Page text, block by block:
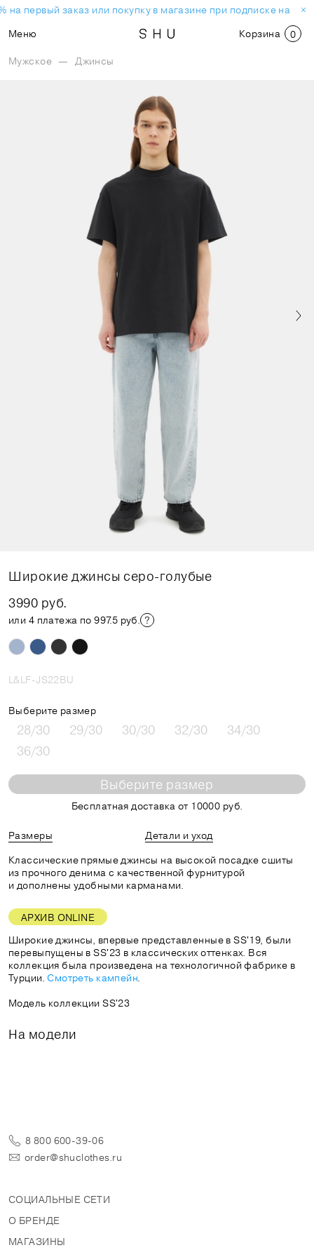
на первый заказ или покупку в магазине при подписке на
Меню
Корзина 0
Мужское — Джинсы
Широкие джинсы серо-голубые
3990 руб.
или 4 платежа по 997.5 руб.
L&LF-JS22BU
Выберите размер
28/30 29/30 30/30 32/30
34/30
36/30
Выберите размер
Бесплатная доставка от 10000 руб.
Размеры
Детали и уход
Классические прямые джинсы на высокой посадке сшиты
из прочного денима с качественной фурнитурой
и дополнены удобными карманами.
АРХИВ ONLINE
Широкие джинсы, впервые представленные в SS'19, были
перевыпущены в SS'23 в классических оттенках. Вся
коллекция была произведена на технологичной фабрике в
Турции. Смотреть кампейн.
Модель коллекции SS'23
На модели
8 800 600-39-06
order@shuclothes.ru
СОЦИАЛЬНЫЕ СЕТИ
О БРЕНДЕ
МАГАЗИНЫ